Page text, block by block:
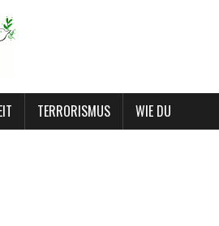
TERRORISMUS WIE DU